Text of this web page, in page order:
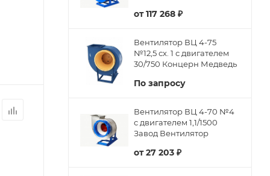
от117 268 ₽
Вентилятор ВЦ 4-75
№12,5 сх. 1 с двигателем
30/750 Концерн Медведь
По запросу
Вентилятор ВЦ 4-70 №4
с двигателем 1,1/1500
Завод Вентилятор
от27 203 ₽